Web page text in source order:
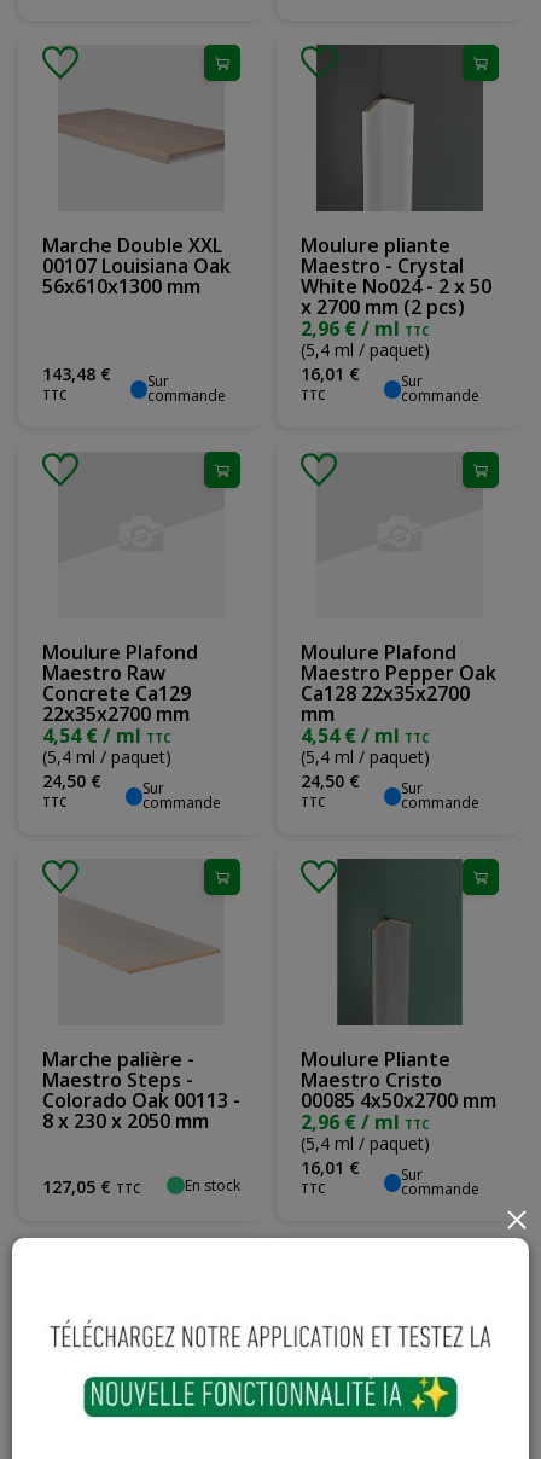
Marche Double XXL
00107 Louisiana Oak
56x610x1300 mm
143,48 €
TTC
Sur
commande
Moulure pliante
Maestro - Crystal
White No024 - 2 x 50
x 2700 mm (2 pcs)
2,96 € / ml TTC
(5,4 ml / paquet)
16,01 €
TTC
Sur
commande
Moulure Plafond
Maestro Raw
Concrete Ca129
22x35x2700 mm
4,54 € / ml TTC
(5,4 ml / paquet)
24,50 €
TTC
Sur
commande
Moulure Plafond
Maestro Pepper Oak
Ca128 22x35x2700
mm
4,54 € / ml TTC
(5,4 ml / paquet)
24,50 €
TTC
Sur
commande
Marche palière -
Maestro Steps -
Colorado Oak 00113 -
8 x 230 x 2050 mm
127,05 € TTC En stock
Moulure Pliante
Maestro Cristo
00085 4x50x2700 mm
2,96 € / ml TTC
(5,4 ml / paquet)
16,01 €
TTC
Sur
commande
×